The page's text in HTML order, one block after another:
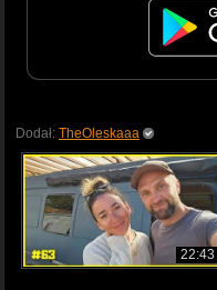
Dodał: TheOleskaaa
22:43